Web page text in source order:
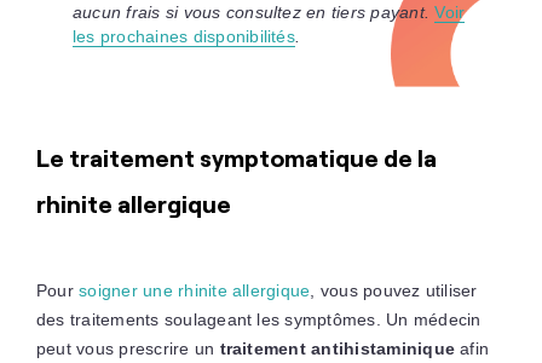
aucun frais si vous consultez en tiers payant.Voir
les prochaines disponibilités.
Le traitement symptomatique de la
rhinite allergique
Poursoigner une rhinite allergique , vous pouvez utiliser
des traitements soulageant les symptômes. Un médecin
peut vous prescrire un traitement antihistaminique afin